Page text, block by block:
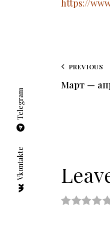
https://
PREVIOUS
Март —
Vkontakte
Telegram